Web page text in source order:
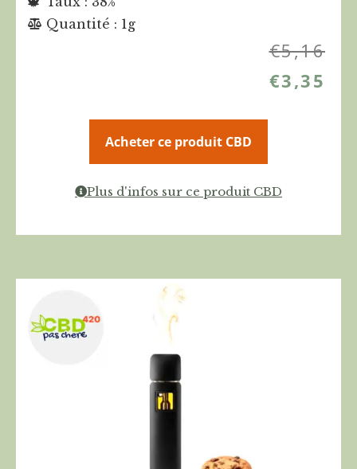
Quantité : 1g
€5,16
€3,35
Acheter ce produit CBD
Plus d'infos sur ce produit CBD